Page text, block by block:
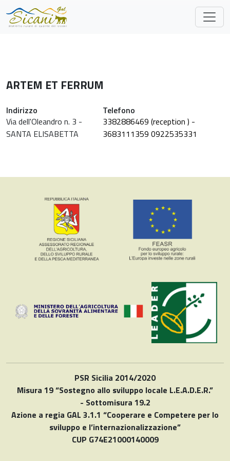
ARTEM ET FERRUM
Indirizzo
Via dell'Oleandro n. 3 -
SANTA ELISABETTA
Telefono
3382886469 (reception ) -
3683111359 0922535331
PSR Sicilia 2014/2020
Misura 19 “Sostegno allo sviluppo locale L.E.A.D.E.R.”
- Sottomisura 19.2
Azione a regia GAL 3.1.1 “Cooperare e Competere per lo
sviluppo e l’internazionalizzazione”
CUP G74E21000140009